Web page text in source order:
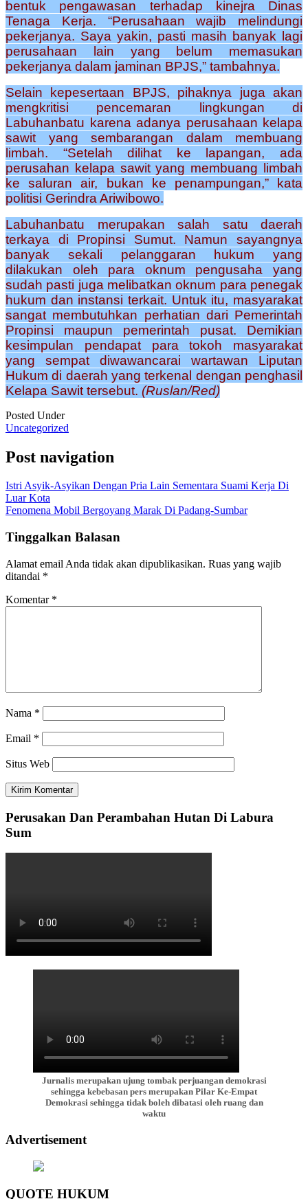
bentuk pengawasan terhadap kinejra Dinas
Tenaga Kerja. “Perusahaan wajib melindungi
pekerjanya. Saya yakin, pasti masih banyak lagi
perusahaan lain yang belum memasukan
pekerjanya dalam jaminan BPJS,” tambahnya.
Selain kepesertaan BPJS, pihaknya juga akan
mengkritisi pencemaran lingkungan di
Labuhanbatu karena adanya perusahaan kelapa
sawit yang sembarangan dalam membuang
limbah. “Setelah dilihat ke lapangan, ada
perusahan kelapa sawit yang membuang limbah
ke saluran air, bukan ke penampungan,” kata
politisi Gerindra Ariwibowo.
Labuhanbatu merupakan salah satu daerah
terkaya di Propinsi Sumut. Namun sayangnya
banyak sekali pelanggaran hukum yang
dilakukan oleh para oknum pengusaha yang
sudah pasti juga melibatkan oknum para penegak
hukum dan instansi terkait. Untuk itu, masyarakat
sangat membutuhkan perhatian dari Pemerintah
Propinsi maupun pemerintah pusat. Demikian
kesimpulan pendapat para tokoh masyarakat
yang sempat diwawancarai wartawan Liputan
Hukum di daerah yang terkenal dengan penghasil
Kelapa Sawit tersebut. (Ruslan/Red)
Posted Under
Uncategorized
Post navigation
Istri Asyik-Asyikan Dengan Pria Lain Sementara Suami Kerja Di
Luar Kota
Fenomena Mobil Bergoyang Marak Di Padang-Sumbar
Tinggalkan Balasan
Alamat email Anda tidak akan dipublikasikan. Ruas yang wajib
ditandai *
Komentar *
Nama *
Email *
Situs Web
Perusakan Dan Perambahan Hutan Di Labura
Sum
Jurnalis merupakan ujung tombak perjuangan demokrasi
sehingga kebebasan pers merupakan Pilar Ke-Empat
Demokrasi sehingga tidak boleh dibatasi oleh ruang dan
waktu
Advertisement
QUOTE HUKUM